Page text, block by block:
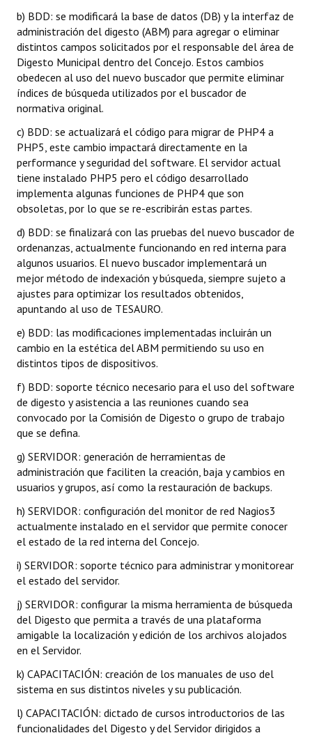
Mujeres que Dejaron Huellas - Registro
Periodistas Decanos - Registro
Ciudadano Ilustre - Registro
Banca del Vecino - Registro
Huéspedes de Honor - Registro
Antiguos Pobladores - Registro
Reconocimientos - Registro
Bariloche, Municipio intercultural
Entrega de distinciones
REFORMA DE LA CARTA ORGÁNICA
b) BDD: se modificará la base de datos (DB) y la interfaz de
administración del digesto (ABM) para agregar o eliminar
distintos campos solicitados por el responsable del área de
Digesto Municipal dentro del Concejo. Estos cambios
obedecen al uso del nuevo buscador que permite eliminar
índices de búsqueda utilizados por el buscador de
normativa original.
c) BDD: se actualizará el código para migrar de PHP4 a
PHP5, este cambio impactará directamente en la
performance y seguridad del software. El servidor actual
tiene instalado PHP5 pero el código desarrollado
implementa algunas funciones de PHP4 que son
obsoletas, por lo que se re-escribirán estas partes.
d) BDD: se finalizará con las pruebas del nuevo buscador de
ordenanzas, actualmente funcionando en red interna para
algunos usuarios. El nuevo buscador implementará un
mejor método de indexación y búsqueda, siempre sujeto a
ajustes para optimizar los resultados obtenidos,
apuntando al uso de TESAURO.
e) BDD: las modificaciones implementadas incluirán un
cambio en la estética del ABM permitiendo su uso en
distintos tipos de dispositivos.
f) BDD: soporte técnico necesario para el uso del software
de digesto y asistencia a las reuniones cuando sea
convocado por la Comisión de Digesto o grupo de trabajo
que se defina.
g) SERVIDOR: generación de herramientas de
administración que faciliten la creación, baja y cambios en
usuarios y grupos, así como la restauración de backups.
h) SERVIDOR: configuración del monitor de red Nagios3
actualmente instalado en el servidor que permite conocer
el estado de la red interna del Concejo.
i) SERVIDOR: soporte técnico para administrar y monitorear
el estado del servidor.
j) SERVIDOR: configurar la misma herramienta de búsqueda
del Digesto que permita a través de una plataforma
amigable la localización y edición de los archivos alojados
en el Servidor.
k) CAPACITACIÓN: creación de los manuales de uso del
sistema en sus distintos niveles y su publicación.
l) CAPACITACIÓN: dictado de cursos introductorios de las
funcionalidades del Digesto y del Servidor dirigidos a